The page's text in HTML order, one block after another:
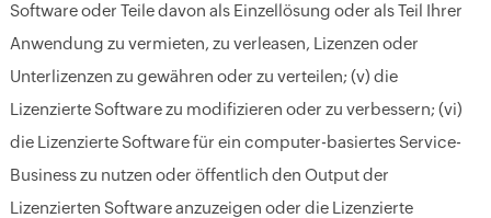
Software oder Teile davon als Einzellösung oder als Teil Ihrer
Anwendung zu vermieten, zu verleasen, Lizenzen oder
Unterlizenzen zu gewähren oder zu verteilen; (v) die
Lizenzierte Software zu modifizieren oder zu verbessern; (vi)
die Lizenzierte Software für ein computer-basiertes Service-
Business zu nutzen oder öffentlich den Output der
Lizenzierten Software anzuzeigen oder die Lizenzierte